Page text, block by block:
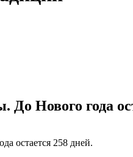
Нового года
остается 258 дней.